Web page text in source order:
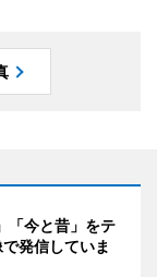
「今と昔」をテ
発信していま